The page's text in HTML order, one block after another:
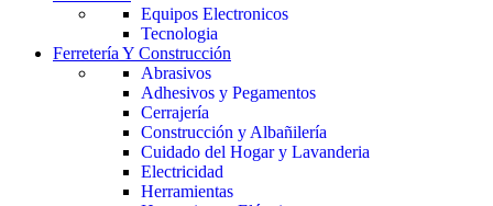
Equipos Electronicos
Tecnologia
Ferretería Y Construcción
Abrasivos
Adhesivos y Pegamentos
Cerrajería
Construcción y Albañilería
Cuidado del Hogar y Lavanderia
Electricidad
Herramientas